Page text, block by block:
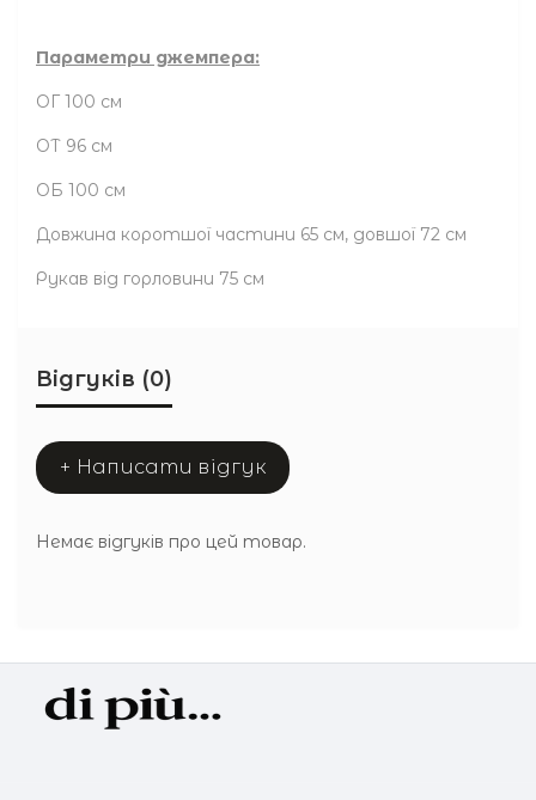
Параметри джемпера:
ОГ 100 см
ОТ 96 см
ОБ 100 см
Довжина коротшої частини 65 см, довшої 72 см
Рукав від горловини 75 см
Відгуків (0)
+ Написати відгук
Немає відгуків про цей товар.